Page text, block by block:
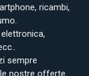
ricambi,
sempre
nostre offerte.